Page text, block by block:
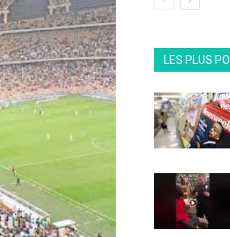
LES PLUS